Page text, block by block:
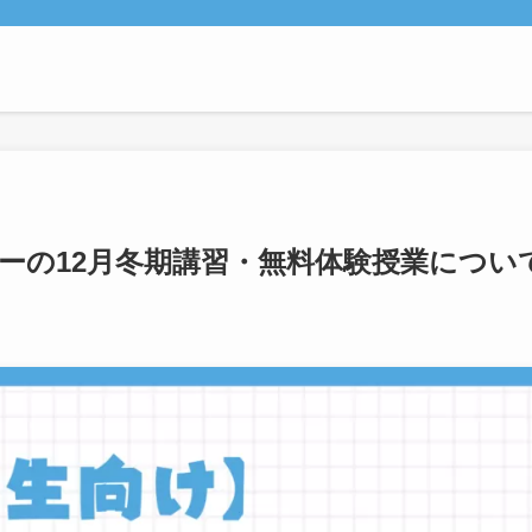
の12月冬期講習・無料体験授業につい